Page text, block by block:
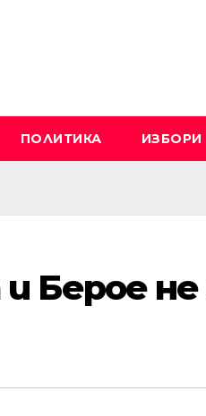
ПОЛИТИКА ИЗБОРИ
Берое не